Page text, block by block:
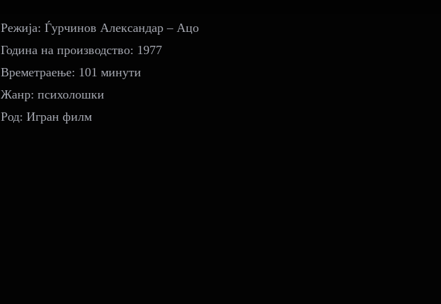
Режија: Ѓурчинов Александар – Ацо
Година на производство: 1977
Времетраење: 101 минути
Жанр: психолошки
Род: Игран филм